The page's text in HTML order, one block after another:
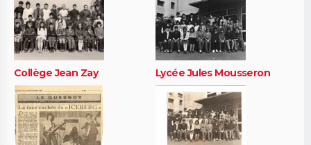
Collège Jean Zay Lycée Jules Mousseron